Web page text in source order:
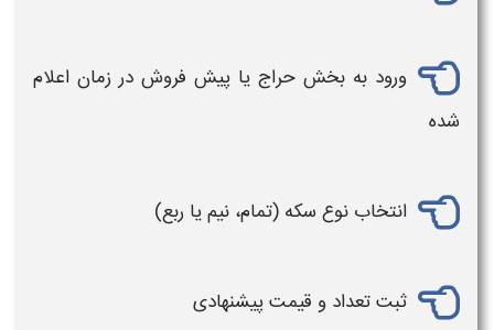
ورود به بخش حراج یا پیش‌ فروش در زمان اعلام‌
شده
انتخاب نوع سکه (تمام، نیم یا ربع)
ثبت تعداد و قیمت پیشنهادی